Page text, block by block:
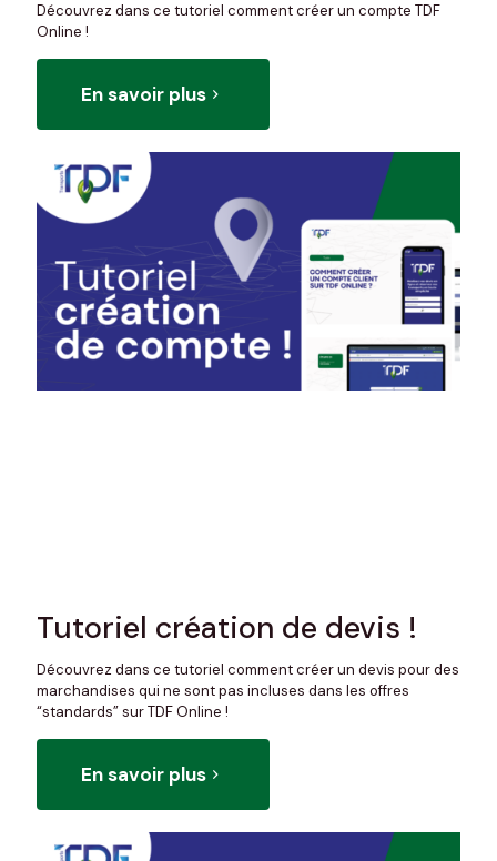
Découvrez dans ce tutoriel comment créer un compte TDF
Online !
En savoir plus
Tutoriel création de devis !
Découvrez dans ce tutoriel comment créer un devis pour des
marchandises qui ne sont pas incluses dans les offres
“standards” sur TDF Online !
En savoir plus